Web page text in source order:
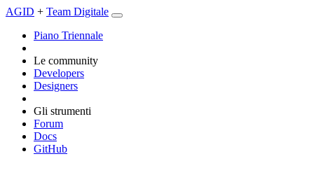
AGID + Team Digitale
Piano Triennale
Le community
Developers
Designers
Gli strumenti
Forum
Docs
GitHub